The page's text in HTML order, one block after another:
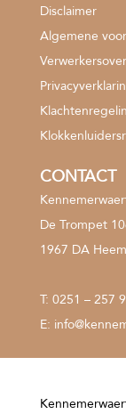
Disclaimer
Algemene
CONTACT
De Trompet
1967 DA
T: 0251 – 257
E: